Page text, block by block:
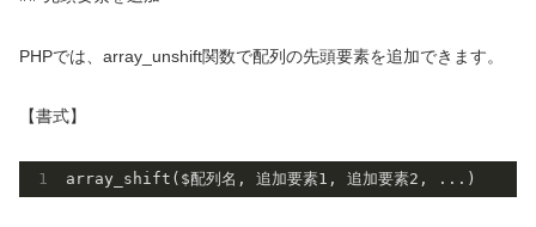
PHPでは、array_unshift関数で配列の先頭要素を追加できます。
【書式】
array_shift($配列名, 追加要素1 , 追加要素2